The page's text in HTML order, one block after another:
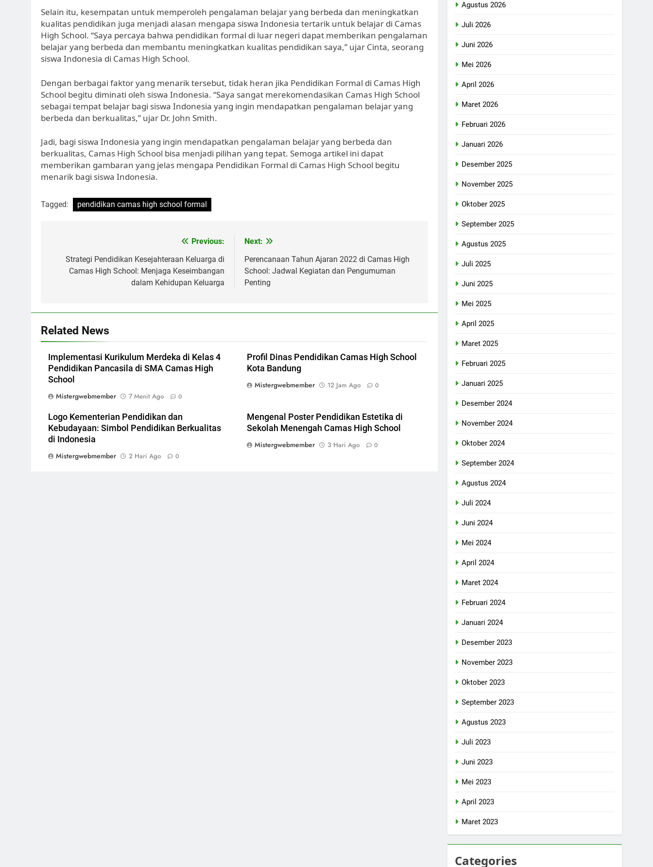
Selain itu, kesempatan untuk memperoleh pengalaman belajar yang berbeda dan meningkatkan
kualitas pendidikan juga menjadi alasan mengapa siswa Indonesia tertarik untuk belajar di Camas
High School. “Saya percaya bahwa pendidikan formal di luar negeri dapat memberikan pengalaman
belajar yang berbeda dan membantu meningkatkan kualitas pendidikan saya,” ujar Cinta, seorang
siswa Indonesia di Camas High School.
Dengan berbagai faktor yang menarik tersebut, tidak heran jika Pendidikan Formal di Camas High
School begitu diminati oleh siswa Indonesia. “Saya sangat merekomendasikan Camas High School
sebagai tempat belajar bagi siswa Indonesia yang ingin mendapatkan pengalaman belajar yang
berbeda dan berkualitas,” ujar Dr. John Smith.
Jadi, bagi siswa Indonesia yang ingin mendapatkan pengalaman belajar yang berbeda dan
berkualitas, Camas High School bisa menjadi pilihan yang tepat. Semoga artikel ini dapat
memberikan gambaran yang jelas mengapa Pendidikan Formal di Camas High School begitu
menarik bagi siswa Indonesia.
Tagged: pendidikan camas high school formal
pos
Previous:
Strategi Pendidikan Kesejahteraan Keluarga di
Camas High School: Menjaga Keseimbangan
dalam Kehidupan Keluarga
Next:
Perencanaan Tahun Ajaran 2022 di Camas High
School: Jadwal Kegiatan dan Pengumuman
Penting
Related News
Implementasi Kurikulum Merdeka di Kelas 4
Pendidikan Pancasila di SMA Camas High
School
Mistergwebmember
7 Menit Ago 0
Profil Dinas Pendidikan Camas High School
Kota Bandung
Mistergwebmember
12 Jam Ago 0
Logo Kementerian Pendidikan dan
Kebudayaan: Simbol Pendidikan Berkualitas
di Indonesia
Mistergwebmember
2 Hari Ago 0
Mengenal Poster Pendidikan Estetika di
Sekolah Menengah Camas High School
Mistergwebmember
3 Hari Ago 0
Agustus 2026
Juli 2026
Juni 2026
Mei 2026
April 2026
Maret 2026
Februari 2026
Januari 2026
Desember 2025
November 2025
Oktober 2025
September 2025
Agustus 2025
Juli 2025
Juni 2025
Mei 2025
April 2025
Maret 2025
Februari 2025
Januari 2025
Desember 2024
November 2024
Oktober 2024
September 2024
Agustus 2024
Juli 2024
Juni 2024
Mei 2024
April 2024
Maret 2024
Februari 2024
Januari 2024
Desember 2023
November 2023
Oktober 2023
September 2023
Agustus 2023
Juli 2023
Juni 2023
Mei 2023
April 2023
Maret 2023
Categories